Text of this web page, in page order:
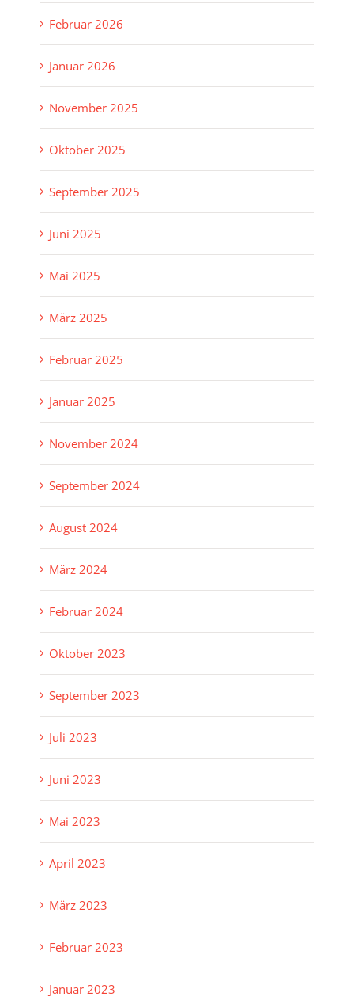
Februar 2026
Januar 2026
November 2025
Oktober 2025
September 2025
Juni 2025
Mai 2025
März 2025
Februar 2025
Januar 2025
November 2024
September 2024
August 2024
März 2024
Februar 2024
Oktober 2023
September 2023
Juli 2023
Juni 2023
Mai 2023
April 2023
März 2023
Februar 2023
Januar 2023